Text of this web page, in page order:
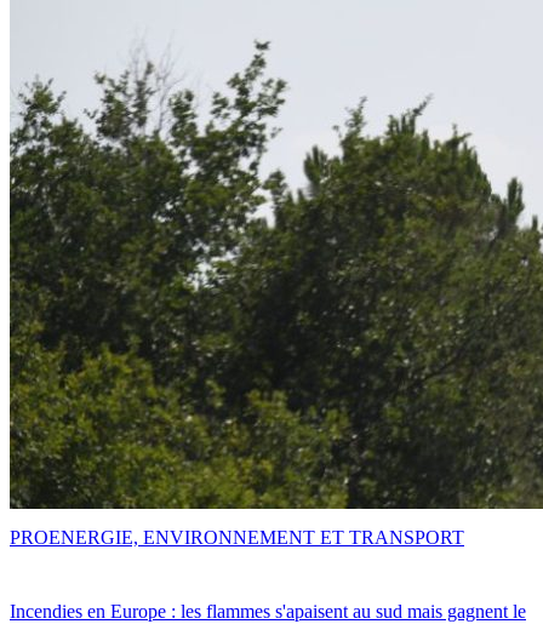
Incendies en Europe : les flammes s'apaisent au sud mais gagnent le
PROENERGIE, ENVIRONNEMENT ET TRANSPORT